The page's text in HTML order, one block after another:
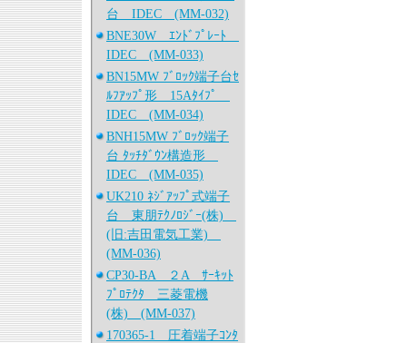
台 IDEC (MM-032)
BNE30W ｴﾝﾄﾞﾌﾟﾚｰﾄ
IDEC (MM-033)
BN15MW ﾌﾞﾛｯｸ端子台ｾ
ﾙﾌｱｯﾌﾟ形 15Aﾀｲﾌﾟ
IDEC (MM-034)
BNH15MW ﾌﾞﾛｯｸ端子
台 ﾀｯﾁﾀﾞｳﾝ構造形
IDEC (MM-035)
UK210 ﾈｼﾞｱｯﾌﾟ式端子
台 東朋ﾃｸﾉﾛｼﾞｰ(株)
(旧:吉田電気工業)
(MM-036)
CP30-BA ２A ｻｰｷｯﾄ
ﾌﾟﾛﾃｸﾀ 三菱電機
(株) (MM-037)
170365-1 圧着端子ｺﾝﾀ